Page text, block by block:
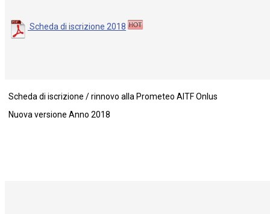
Scheda di iscrizione 2018
Scheda di iscrizione / rinnovo alla Prometeo AITF Onlus
Nuova versione Anno 2018